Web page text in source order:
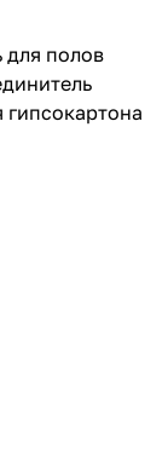
полов